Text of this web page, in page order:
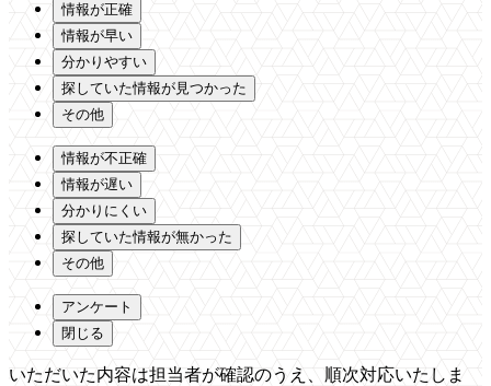
情報が正確
情報が早い
分かりやすい
探していた情報が見つかった
その他
情報が不正確
情報が遅い
分かりにくい
探していた情報が無かった
その他
アンケート
閉じる
いただいた内容は担当者が確認のうえ、順次対応いたしま